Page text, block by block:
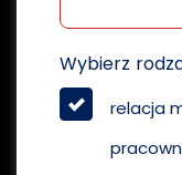
Wybierz
relacja